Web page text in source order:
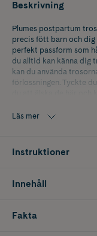
Beskrivning
Plumes postpartum
precis fött barn och dig
perfekt passform som
du alltid kan känna dig
kan du använda
förlossningen. Tyckte
välja din storlek.
Läs mer
Instruktioner
Innehåll
Fakta